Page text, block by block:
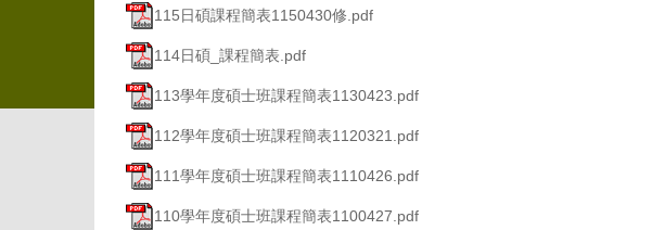
115日碩課程簡表1150430修.pdf
114日碩_課程簡表.pdf
113學年度碩士班課程簡表1130423.pdf
112學年度碩士班課程簡表1120321.pdf
111學年度碩士班課程簡表1110426.pdf
110學年度碩士班課程簡表1100427.pdf